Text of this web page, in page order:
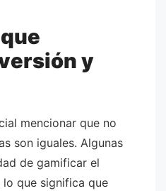
y
mencionar que no
son iguales. Algunas
de gamificar el
que significa que